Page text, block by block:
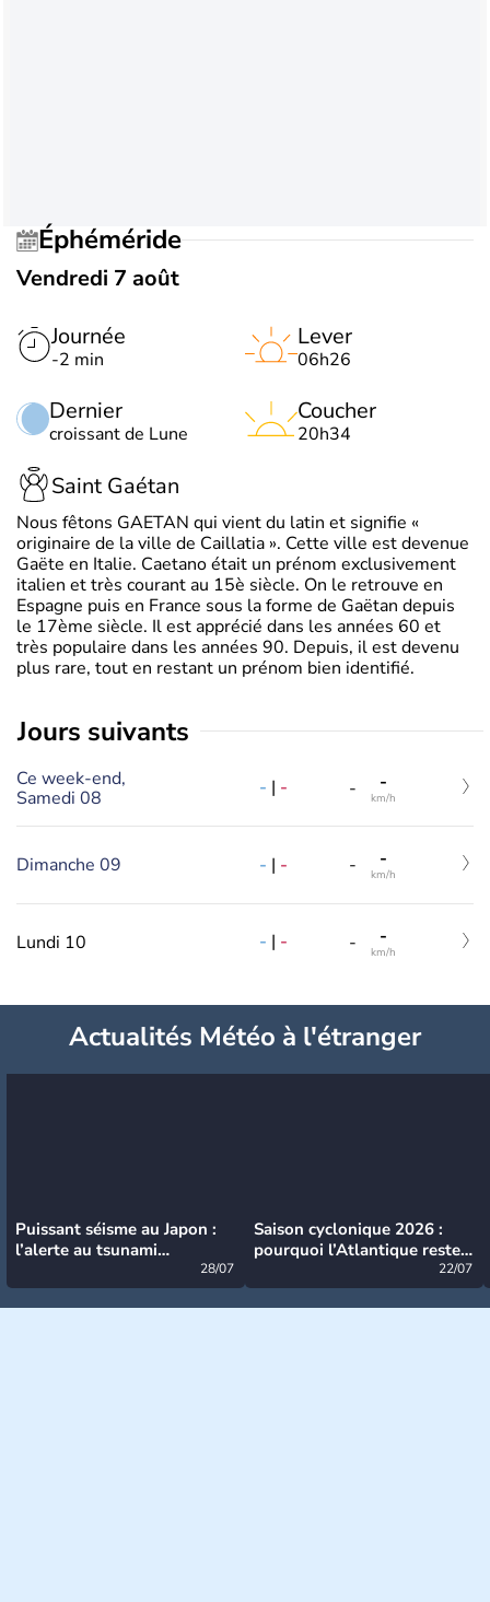
Éphéméride
Vendredi 7 août
Journée
-2 min
Dernier
croissant de Lune
Lever
06h26
Coucher
20h34
Saint Gaétan
Nous fêtons GAETAN qui vient du latin et signifie «
originaire de la ville de Caillatia ». Cette ville est devenue
Gaëte en Italie. Caetano était un prénom exclusivement
italien et très courant au 15è siècle. On le retrouve en
Espagne puis en France sous la forme de Gaëtan depuis
le 17ème siècle. Il est apprécié dans les années 60 et
très populaire dans les années 90. Depuis, il est devenu
plus rare, tout en restant un prénom bien identifié.
jours suivants
Ce week-end,
Samedi 08
- | - - -
km/h
Dimanche 09 - | - - -
km/h
Lundi 10 - | - - -
km/h
Actualités Météo à l'étranger
Puissant séisme au Japon :
l’alerte au tsunami
28/07
Saison cyclonique 2026 :
pourquoi l’Atlantique reste
22/07